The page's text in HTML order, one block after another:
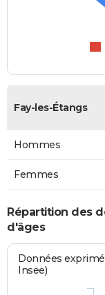
Fay-les-Étangs
Hommes
Femmes
Répartition des
d'âges
Données
Insee)